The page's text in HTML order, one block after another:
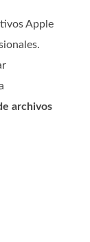
Apple
archivos